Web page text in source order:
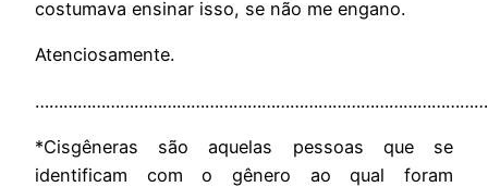
costumava ensinar isso, se não me engano.
Atenciosamente.
*Cisgêneras são aquelas pessoas que se
identificam com o gênero ao qual foram